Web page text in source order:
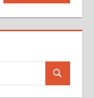
Post:
Search